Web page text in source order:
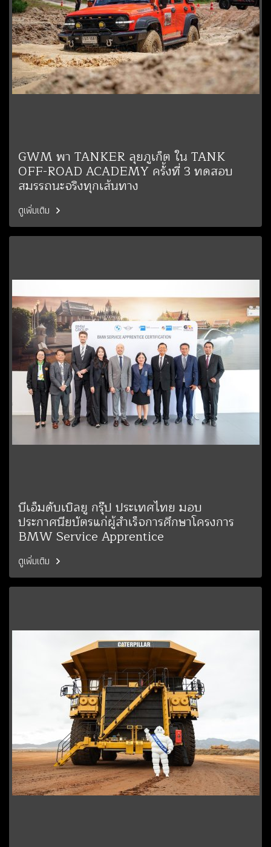
GWM พา TANKER ลุยภูเก็ต ใน TANK
OFF-ROAD ACADEMY ครั้งที่ 3 ทดสอบ
สมรรถนะจริงทุกเส้นทาง
ดูเพิ่มเติม
บีเอ็มดับเบิลยู กรุ๊ป ประเทศไทย มอบ
ประกาศนียบัตรแก่ผู้สำเร็จการศึกษาโครงการ
BMW Service Apprentice
ดูเพิ่มเติม